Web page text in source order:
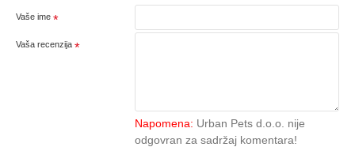
Vaše ime
Vaša recenzija
Napomena: Urban Pets d.o.o. nije
odgovran za sadržaj komentara!